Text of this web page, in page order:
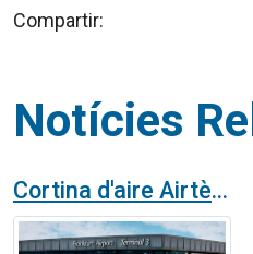
Compartir:
Notícies
Cortina d'aire Airtècnics Dam Twin a l'aeroport de Frankfurt, Alemanya